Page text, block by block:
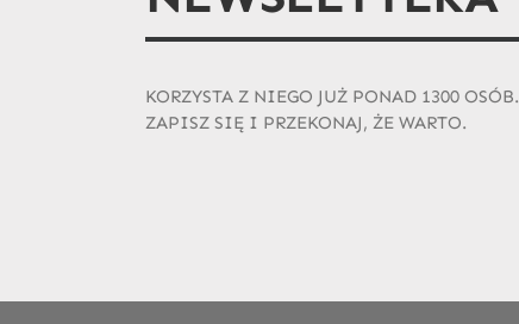
KORZYSTA Z NIEGO JUŻ PONAD 1300 OSÓB.
ZAPISZ SIĘ I PRZEKONAJ, ŻE WARTO.